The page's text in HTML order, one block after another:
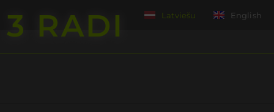
Latviešu English
3 RADI